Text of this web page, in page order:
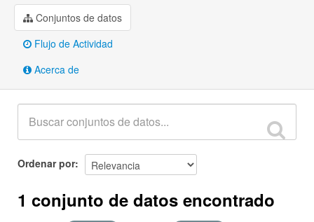
Conjuntos de datos
Flujo de Actividad
Acerca de
Ordenar por
1 conjunto de datos encontrado